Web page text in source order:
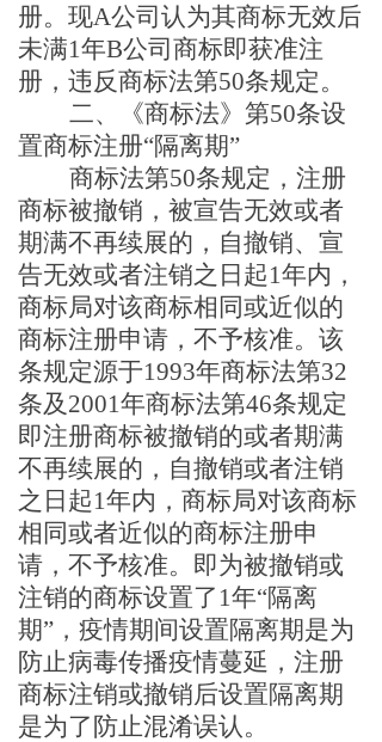
册。 现A公司认为其商标无效后
未满1年B公司商标即获准注
册，违反商标法第50条规定。
二、《商标法》第50条设
置商标注册“隔离期”
商标法第50条规定，注册
商标被撤销，被宣告无效或者
期满不再续展的，自撤销、宣
告无效或者注销之日起1年内，
商标局对该商标相同或近似的
商标注册申请，不予核准。该
条规定源于1993年商标法第32
条及2001年商标法第46条规定
即注册商标被撤销的或者期满
不再续展的，自撤销或者注销
之日起1年内，商标局对该商标
相同或者近似的商标注册申
请，不予核准。 即为被撤销或
注销的商标设置了 1年“隔离
期”，疫情期间设置隔离期是为
防止病毒传播疫情蔓延，注册
商标注销或撤销后设置隔离期
是为了防止混淆误认。